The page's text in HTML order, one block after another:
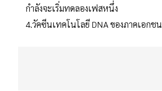
กำลังจะเริ่มทดลองเฟสหนึ่ง
4.วัคซีนเทคโนโลยี DNA ของภาคเอกชน